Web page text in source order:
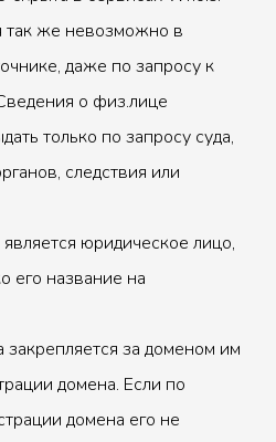
так же невозможно в
даже по запросу к
о физ.лице
только по запросу суда,
следствия или
юридическое лицо,
его название на
за доменом им
домена. Если по
домена его не